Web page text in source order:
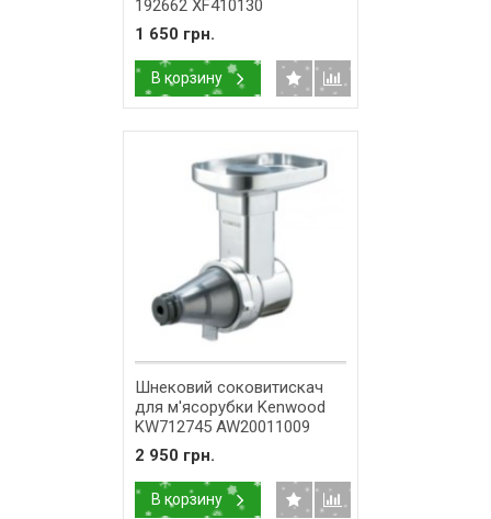
192662 XF410130
1 650 грн.
В корзину
Шнековий соковитискач
для м'ясорубки Kenwood
KW712745 AW20011009
2 950 грн.
В корзину